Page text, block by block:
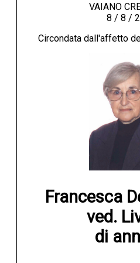
VAIANO
8 / 8 /
Circondata dall'affetto
Francesca
ved.
di